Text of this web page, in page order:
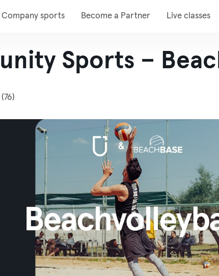
Company sports Become a Partner Live classes
Sports –
(76)